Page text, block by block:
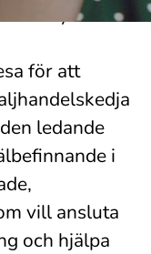
nya
för att
ledande
i
vill ansluta
och hjälpa